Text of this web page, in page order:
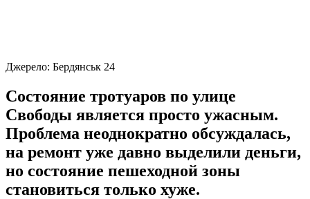
Джерело: Бердянськ 24
Состояние тротуаров по улице
Свободы является просто ужасным.
Проблема неоднократно обсуждалась,
на ремонт уже давно выделили деньги,
но состояние пешеходной зоны
становиться только хуже.